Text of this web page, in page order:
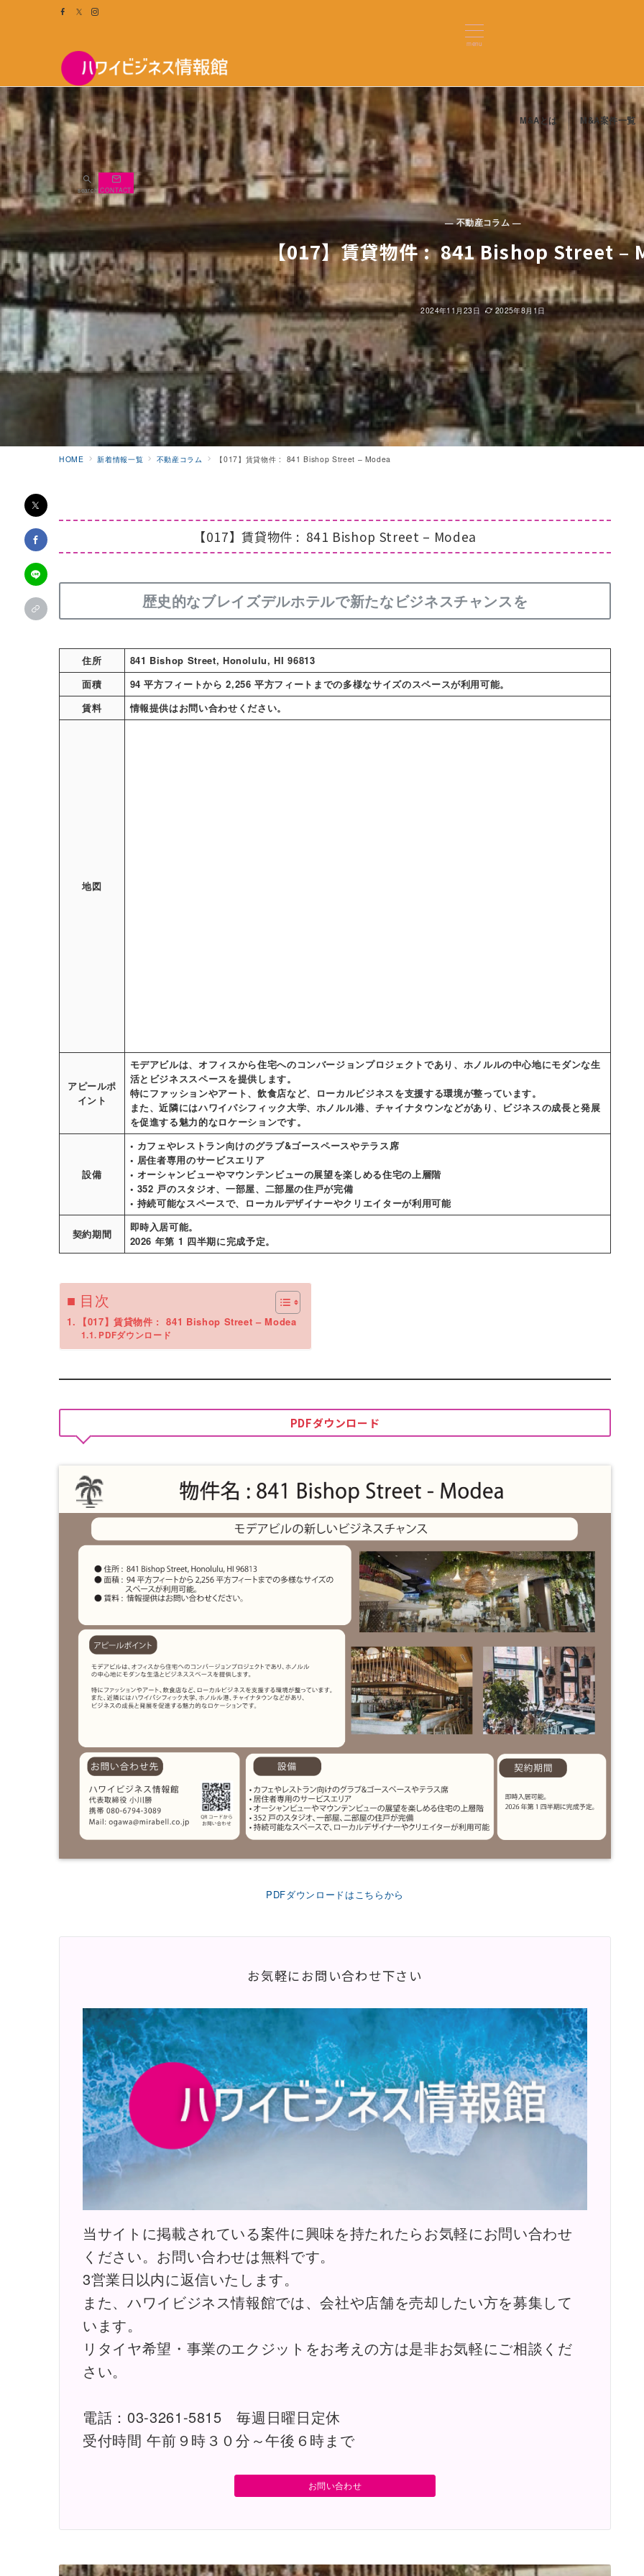
menu
M&Aとは M&A案件一覧
search CONTACT
— 不動産コラム —
【017】賃貸物件 : 841 Bishop Street –
2024年11月23日 2025年8月1日
HOME 新着情報一覧 不動産コラム 【017】賃貸物件 : 841 Bishop Street – Modea
【017】賃貸物件 : 841 Bishop Street – Modea
歴史的なブレイズデルホテルで新たなビジネスチャンスを
住所
841 Bishop Street, Honolulu, HI 96813
面積
94 平方フィートから 2,256 平方フィートまでの多様なサイズのスペースが利用可能。
賃料
情報提供はお問い合わせください。
地図
アピールポ
イント
モデアビルは、オフィスから住宅へのコンバージョンプロジェクトであり、ホノルルの中心地にモダンな生
活とビジネススペースを提供します。
特にファッションやアート、飲食店など、ローカルビジネスを支援する環境が整っています。
また、近隣にはハワイパシフィック大学、ホノルル港、チャイナタウンなどがあり、ビジネスの成長と発展
を促進する魅力的なロケーションです。
設備
• カフェやレストラン向けのグラブ&ゴースペースやテラス席
• 居住者専用のサービスエリア
• オーシャンビューやマウンテンビューの展望を楽しめる住宅の上層階
• 352 戸のスタジオ、一部屋、二部屋の住戸が完備
• 持続可能なスペースで、ローカルデザイナーやクリエイターが利用可能
契約期間
即時入居可能。
2026 年第 1 四半期に完成予定。
■ 目次
【017】賃貸物件 : 841 Bishop Street – Modea
PDFダウンロード
PDFダウンロード
PDFダウンロードはこちらから
お気軽にお問い合わせ下さい
当サイトに掲載されている案件に興味を持たれたらお気軽にお問い合わせ
ください。お問い合わせは無料です。
3営業日以内に返信いたします。
また、ハワイビジネス情報館では、会社や店舗を売却したい方を募集して
います。
リタイヤ希望・事業のエクジットをお考えの方は是非お気軽にご相談くだ
さい。
電話：03-3261-5815 毎週日曜日定休
受付時間 午前９時３０分～午後６時まで
お問い合わせ